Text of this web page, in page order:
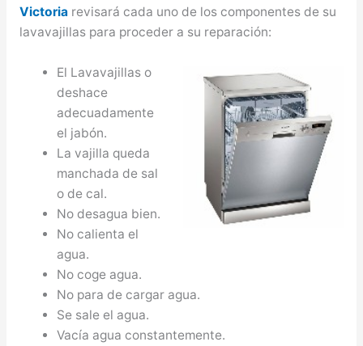
Victoria revisará cada uno de los componentes de su
lavavajillas para proceder a su reparación:
El Lavavajillas o
deshace
adecuadamente
el jabón.
La vajilla queda
manchada de sal
o de cal.
No desagua bien.
No calienta el
agua.
No coge agua.
No para de cargar agua.
Se sale el agua.
Vacía agua constantemente.